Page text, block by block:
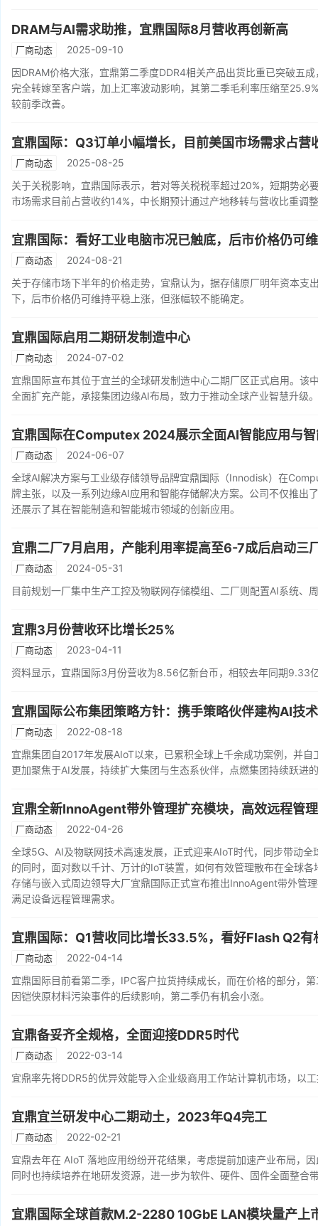
DRAM与AI需求助推，宜鼎国际8月营收再创新高
厂商动态
2025-09-10
因DRAM价格大涨，宜鼎第二季度DDR4相关产品出货比重已突破五
完全转嫁至客户端，加上汇率波动影响，其第二季毛利率压缩至
较前季改善。
宜鼎国际：Q3订单小幅增长，目前美国市场需求占营
厂商动态
2025-08-25
关于关税影响，宜鼎国际表示，若对等关税税率超过20%，短期势
市场需求目前占营收约14%，中长期预计通过产地移转与营收比重调
宜鼎国际：看好工业电脑市况已触底，后市价格仍可
厂商动态
2024-08-21
关于存储市场下半年的价格走势，宜鼎认为，据存储原厂明年资本
下，后市价格仍可维持平稳上涨，但涨幅较不能确定。
宜鼎国际启用二期研发制造中心
厂商动态
2024-07-02
宜鼎国际宣布其位于宜兰的全球研发制造中心二期厂区正式启用。
全面扩充产能，承接集团边缘AI布局，致力于推动全球产业智慧升级。
宜鼎国际在Computex 2024展示全面AI智能应用与
厂商动态
2024-06-07
全球AI解决方案与工业级存储领导品牌宜鼎国际（Innodisk）在
牌主张，以及一系列边缘AI应用和智能存储解决方案。公司不仅推
还展示了其在智能制造和智能城市领域的创新应用。
宜鼎二厂7月启用，产能利用率提高至6-7成后启动三
厂商动态
2024-05-31
目前规划一厂集中生产工控及物联网存储模组、二厂则配置AI系统、
宜鼎3月份营收环比增长25%
厂商动态
2023-04-11
资料显示，宜鼎国际3月份营收为8.56亿新台币，相较去年同期9.33
宜鼎国际公布集团策略方针：携手策略伙伴建构AI技
厂商动态
2022-08-18
宜鼎集团自2017年发展AIoT以来，已累积全球上千余成功案例，并
更加聚焦于AI发展，持续扩大集团与生态系伙伴，点燃集团持续跃进
宜鼎全新InnoAgent带外管理扩充模块，高效远程管
厂商动态
2022-04-26
全球5G、AI及物联网技术高速发展，正式迎来AIoT时代，同步带动
的同时，面对数以千计、万计的IoT装置，如何有效管理散布在全球
存储与嵌入式周边领导大厂宜鼎国际正式宣布推出InnoAgent带外管
满足设备远程管理需求。
宜鼎国际：Q1营收同比增长33.5%，看好Flash Q2有
厂商动态
2022-04-14
宜鼎国际目前看第二季，IPC客户拉货持续成长，而在价格的部分，
因铠侠原材料污染事件的后续影响，第二季仍有机会小涨。
宜鼎备妥齐全规格，全面迎接DDR5时代
厂商动态
2022-03-14
宜鼎率先将DDR5的优异效能导入企业级商用工作站计算机市场，以
宜鼎宜兰研发中心二期动土，2023年Q4完工
厂商动态
2022-02-21
宜鼎去年在 AIoT 落地应用纷纷开花结果，考虑提前加速产业布局，
同时也持续培养在地研发资源，进一步为软件、硬件、固件全面整
宜鼎国际全球首款M.2-2280 10GbE LAN模块量产上